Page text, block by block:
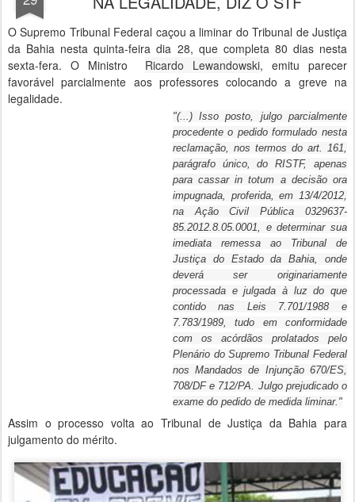
O Supremo Tribunal Federal caçou a liminar do Tribunal de Justiça
da Bahia nesta quinta-feira dia 28, que completa 80 dias nesta
sexta-fera. O Ministro Ricardo Lewandowski, emitu parecer
favorável parcialmente aos professores colocando a greve na
legalidade.
"(...) Isso posto, julgo parcialmente
procedente o pedido formulado nesta
reclamação, nos termos do art. 161,
parágrafo único, do RISTF, apenas
para cassar in totum a decisão ora
impugnada, proferida, em 13/4/2012,
na Ação Civil Pública 0329637-
85.2012.8.05.0001, e determinar sua
imediata remessa ao Tribunal de
Justiça do Estado da Bahia, onde
deverá ser originariamente
processada e julgada à luz do que
contido nas Leis 7.701/1988 e
7.783/1989, tudo em conformidade
com os acórdãos prolatados pelo
Plenário do Supremo Tribunal Federal
nos Mandados de Injunção 670/ES,
708/DF e 712/PA. Julgo prejudicado o
exame do pedido de medida liminar."
Assim o processo volta ao Tribunal de Justiça da Bahia para
julgamento do mérito.